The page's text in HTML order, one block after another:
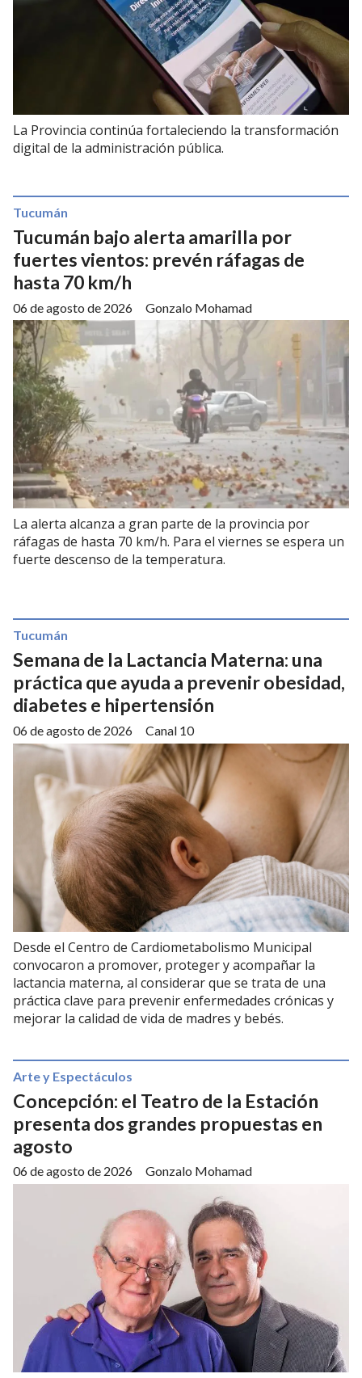
La Provincia continúa fortaleciendo la transformación
digital de la administración pública.
Tucumán bajo alerta amarilla por
fuertes vientos: prevén ráfagas de
hasta 70 km/h
Gonzalo Mohamad
Tucumán
06 de agosto de 2026
La alerta alcanza a gran parte de la provincia por
ráfagas de hasta 70 km/h. Para el viernes se espera un
fuerte descenso de la temperatura.
Semana de la Lactancia Materna: una
práctica que ayuda a prevenir obesidad,
diabetes e hipertensión
Canal 10
Tucumán
06 de agosto de 2026
Desde el Centro de Cardiometabolismo Municipal
convocaron a promover, proteger y acompañar la
lactancia materna, al considerar que se trata de una
práctica clave para prevenir enfermedades crónicas y
mejorar la calidad de vida de madres y bebés.
Concepción: el Teatro de la Estación
presenta dos grandes propuestas en
agosto
Gonzalo Mohamad
Arte y Espectáculos
06 de agosto de 2026